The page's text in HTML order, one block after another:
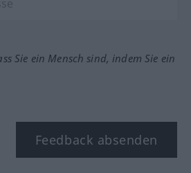
Sie ein Mensch sind, indem Sie ein
Feedback absenden